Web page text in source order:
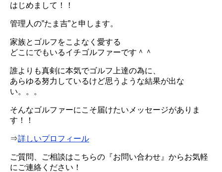
はじめまして！！
管理人の”たま吉”と申します。
家族とゴルフをこよなく愛する
どこにでもいるイチゴルファーです＾＾
誰よりも真剣に本気でゴルフ上達の為に、
あらゆる努力しているけど思うような結果が出な
い。。。
そんなゴルファーにこそ届けたいメッセージがありま
す！！
⇒詳しいプロフィール
ご質問、ご相談はこちらの『お問い合わせ』からお気軽
にご連絡ください！